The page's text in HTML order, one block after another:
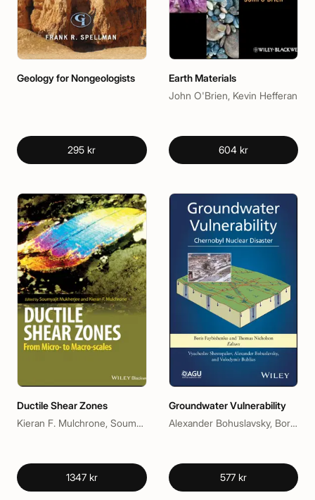
Geology for Nongeologists
295 kr
Earth Materials
John O'Brien, Kevin Hefferan
604 kr
Ductile Shear Zones
Kieran F. Mulchrone, Soumyajit Mukherjee
1347 kr
Groundwater Vulnerability
Alexander Bohuslavsky, Boris Faybishenko, Thomas J. Nicholson, Volodymir Bublias, Vyacheslav Shestopalov
577 kr